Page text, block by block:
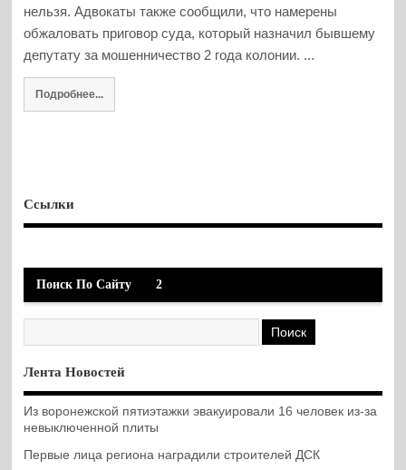
нельзя. Адвокаты также сообщили, что намерены
обжаловать приговор суда, который назначил бывшему
депутату за мошенничество 2 года колонии. ...
Подробнее...
Ссылки
Поиск По Сайту 2
Лента Новостей
Из воронежской пятиэтажки эвакуировали 16 человек из-за
невыключенной плиты
Первые лица региона наградили строителей ДСК